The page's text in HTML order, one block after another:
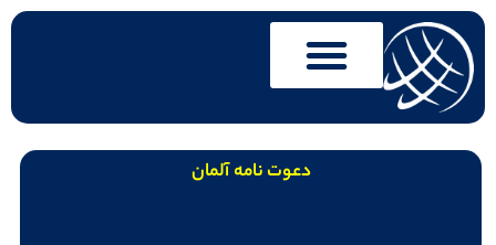
دعوت نامه آلمان